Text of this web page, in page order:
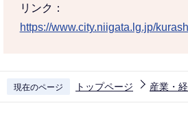
リンク：
https://www.city.niigata.lg.jp/
現在のページ トップページ 産業・